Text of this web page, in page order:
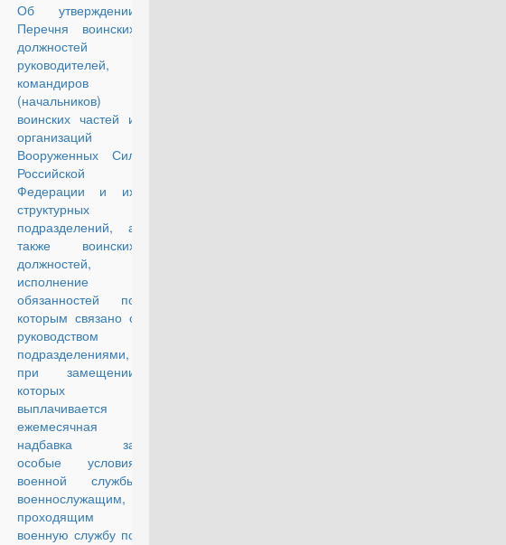
Об утверждении
Перечня воинских
должностей
руководителей,
командиров
(начальников)
воинских частей и
организаций
Вооруженных Сил
Российской
Федерации и их
структурных
подразделений, а
также воинских
должностей,
исполнение
обязанностей по
которым связано с
руководством
подразделениями,
при замещении
которых
выплачивается
ежемесячная
надбавка за
особые условия
военной службы
военнослужащим,
проходящим
военную службу по